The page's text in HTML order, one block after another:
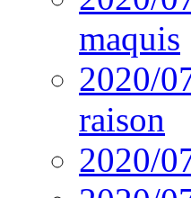
maquis
2020/
raison
2020/